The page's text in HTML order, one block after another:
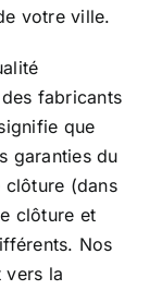
votre ville.
fabricants
que
garanties du
clôture (dans
clôture et
Nos
vers la